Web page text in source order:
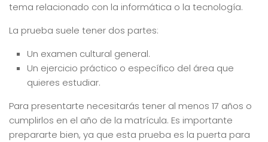
tema relacionado con la informática o la tecnología.
La prueba suele tener dos partes:
Un examen cultural general.
Un ejercicio práctico o específico del área que
quieres estudiar.
Para presentarte necesitarás tener al menos 17 años o
cumplirlos en el año de la matrícula. Es importante
prepararte bien, ya que esta prueba es la puerta para